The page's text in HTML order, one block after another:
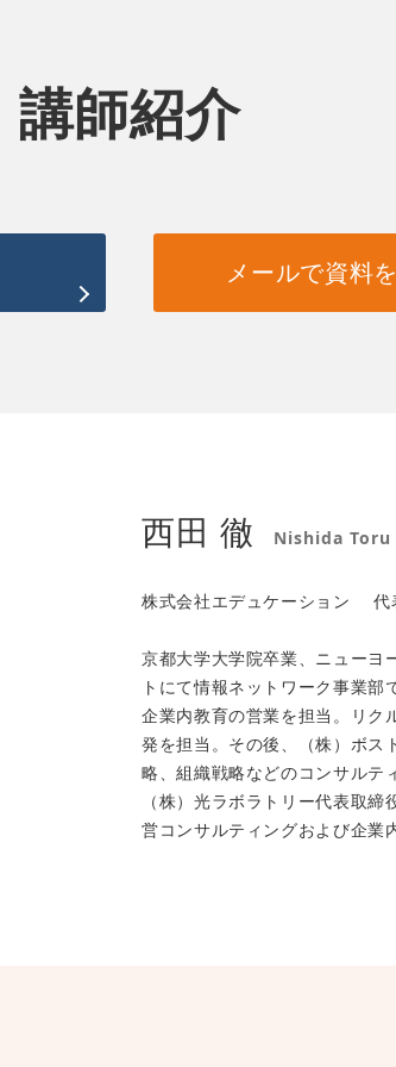
講師紹介
メールで資料
西田 徹 Nishida Toru
株式会社エデュケーション 代
京都大学大学院卒業、ニューヨ
トにて情報ネットワーク事業
企業内教育の営業を担当。リク
発を担当。その後、（株）ボス
略、組織戦略などのコンサルテ
（株）光ラボラトリー代表取
営コンサルティングおよび企業